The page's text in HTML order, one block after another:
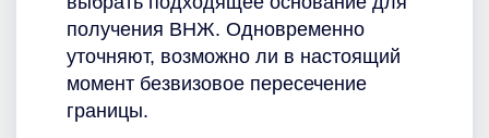
получения ВНЖ. Одновременно
уточняют, возможно ли в настоящий
момент безвизовое пересечение
границы.